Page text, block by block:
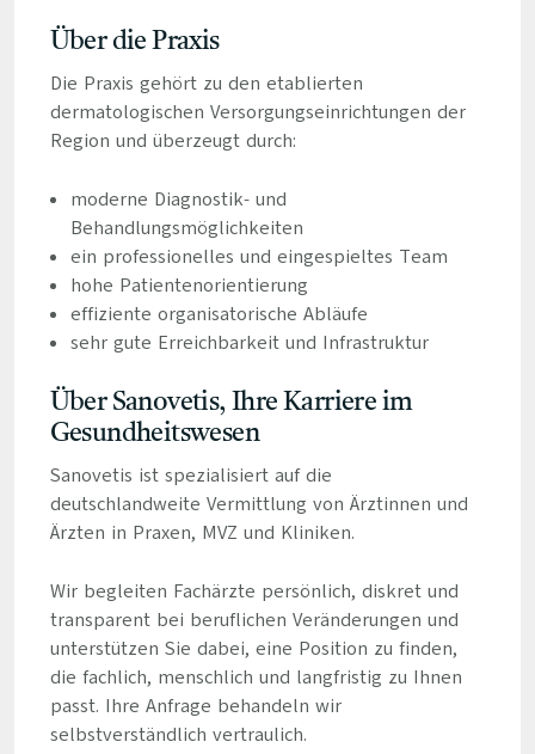
Über die Praxis
Die Praxis gehört zu den etablierten
dermatologischen Versorgungseinrichtungen der
Region und überzeugt durch:
moderne Diagnostik- und
Behandlungsmöglichkeiten
ein professionelles und eingespieltes Team
hohe Patientenorientierung
effiziente organisatorische Abläufe
sehr gute Erreichbarkeit und Infrastruktur
Über Sanovetis, Ihre Karriere im
Gesundheitswesen
Sanovetis ist spezialisiert auf die
deutschlandweite Vermittlung von Ärztinnen und
Ärzten in Praxen, MVZ und Kliniken.
Wir begleiten Fachärzte persönlich, diskret und
transparent bei beruflichen Veränderungen und
unterstützen Sie dabei, eine Position zu finden,
die fachlich, menschlich und langfristig zu Ihnen
passt. Ihre Anfrage behandeln wir
selbstverständlich vertraulich.